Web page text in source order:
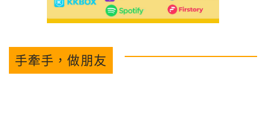
手牽手，做朋友